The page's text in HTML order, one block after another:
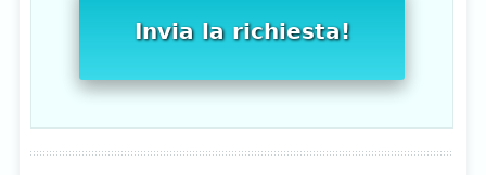
Invia la richiesta!